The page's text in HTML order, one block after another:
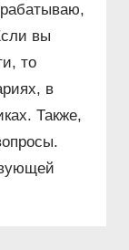
вы
то
в
Также,